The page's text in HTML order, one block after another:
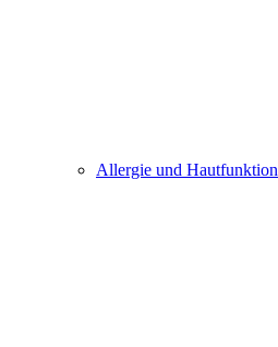
Allergie und Hautfunktion